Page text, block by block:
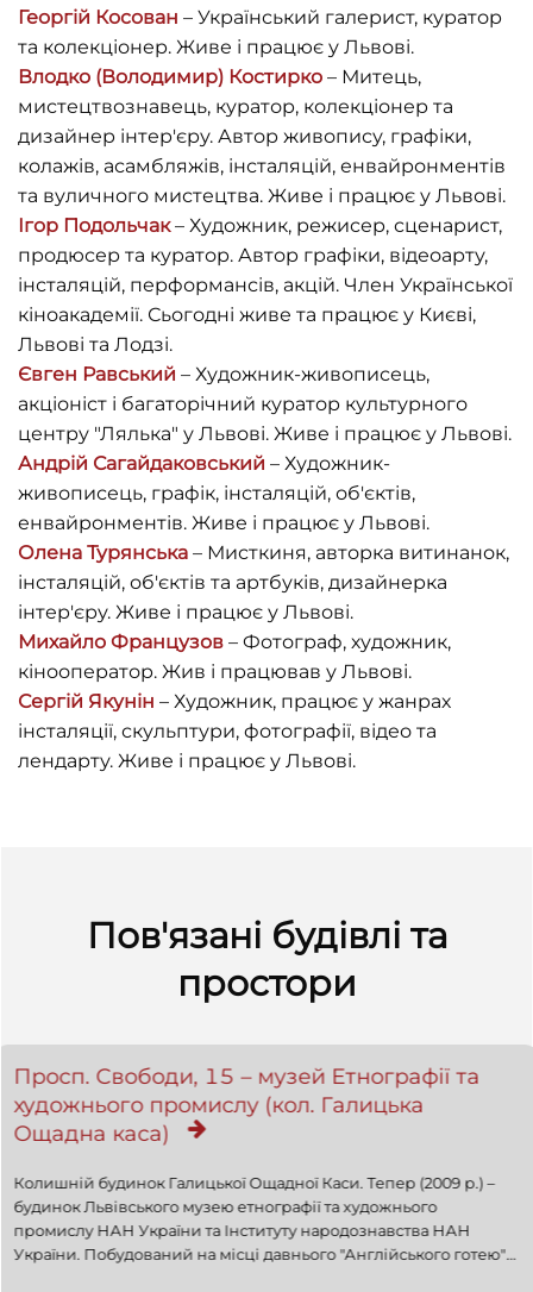
Георгій Косован – Український галерист, куратор
та колекціонер. Живе і працює у Львові.
Влодко (Володимир) Костирко – Митець,
мистецтвознавець, куратор, колекціонер та
дизайнер інтер'єру. Автор живопису, графіки,
колажів, асамбляжів, інсталяцій, енвайронментів
та вуличного мистецтва. Живе і працює у Львові.
Ігор Подольчак– Художник, режисер, сценарист,
продюсер та куратор. Автор графіки, відеоарту,
інсталяцій, перформансів, акцій. Член Української
кіноакадемії. Сьогодні живе та працює у Києві,
Львові та Лодзі.
Євген Равський – Художник-живописець,
акціоніст і багаторічний куратор культурного
центру "Лялька" у Львові. Живе і працює у Львові.
Андрій Сагайдаковський – Художник-
живописець, графік, інсталяцій, об'єктів,
енвайронментів. Живе і працює у Львові.
Олена Турянська – Мисткиня, авторка витинанок,
інсталяцій, об'єктів та артбуків, дизайнерка
інтер'єру. Живе і працює у Львові.
Михайло Французов – Фотограф, художник,
кінооператор. Жив і працював у Львові.
Сергій Якунін – Художник, працює у жанрах
інсталяції, скульптури, фотографії, відео та
лендарту. Живе і працює у Львові.
Пов'язані будівлі та
простори
Просп. Свободи, 15 – музей Етнографії та
художнього промислу (кол. Галицька
Ощадна каса)
Колишній будинок Галицької Ощадної Каси. Тепер (2009 p.) –
будинок Львівського музею етнографії та художнього
промислу НАН України та Інституту народознавства НАН
України. Побудований на місці давнього "Англійського готею"